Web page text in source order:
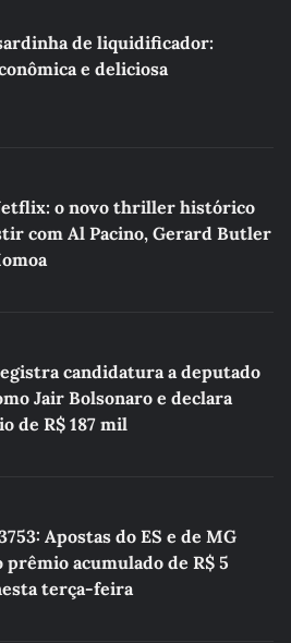
de liquidificador:
e deliciosa
o novo thriller histórico
com Al Pacino, Gerard Butler
candidatura a deputado
Jair Bolsonaro e declara
de R$ 187 mil
Apostas do ES e de MG
acumulado de R$ 5
terça-feira